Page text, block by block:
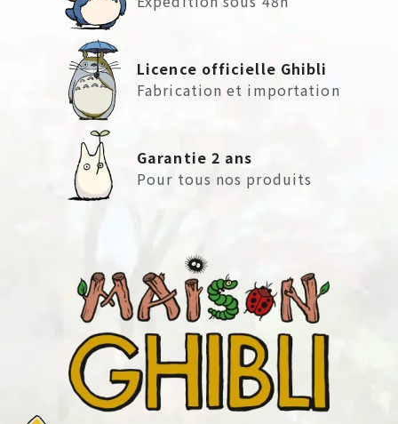
Licence officielle Ghibli
Fabrication et importation
Garantie 2 ans
Pour tous nos produits